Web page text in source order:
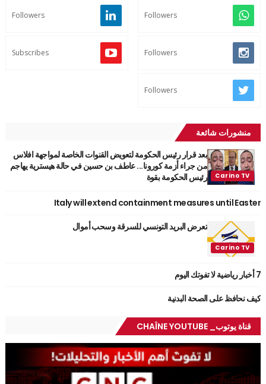
Followers
Followers
Followers
Subscribes
Followers
منشورات شائعة
بعد قرار رئيس الحكومة لتعويض القنوات الخاصة لمواجهة افلاس
من جراء أزمة كورونا... عاطف بن حسين في حالة هيسترية يهاجم
رئيس الحكومة بقوة
Italy will extend containment measures until Easter
تعرض البريد التونسي للسرقة وسحب أموال
7 أخبار رياضية لا تفوتك اليوم
كيف نحافظ على الصحة البدنية
قناة يوتوب_ CHAÎNE YOUTUBE